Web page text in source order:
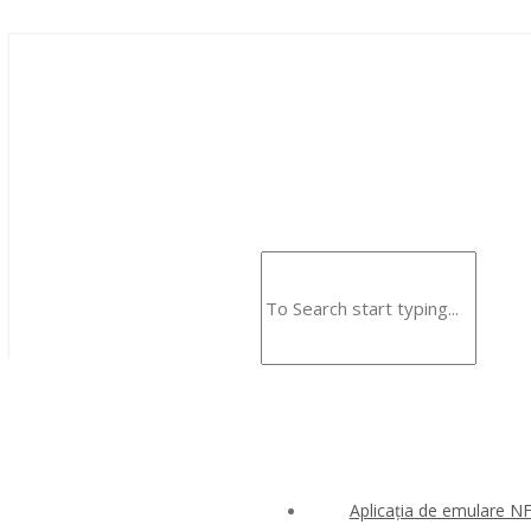
Aplicația de emulare